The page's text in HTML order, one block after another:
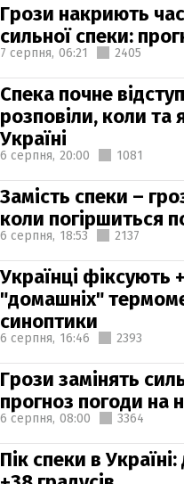
Грози накриють
сильної спеки:
7 серпня, 06:21 2405
Спека почне
розповіли, коли та
Україні
6 серпня, 20:00 1081
Замість спеки –
коли погіршиться
6 серпня, 18:53 2137
Українці фіксують
"домашніх"
синоптики
6 серпня, 16:46 2393
Грози замінять
прогноз погоди на
6 серпня, 08:00 3364
Пік спеки в